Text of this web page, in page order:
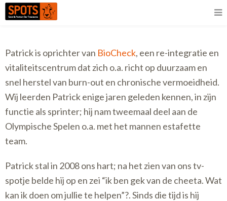
Patrick is oprichter van BioCheck, een re-integratie en
vitaliteitscentrum dat zich o.a. richt op duurzaam en
snel herstel van burn-out en chronische vermoeidheid.
Wij leerden Patrick enige jaren geleden kennen, in zijn
functie als sprinter; hij nam tweemaal deel aan de
Olympische Spelen o.a. met het mannen estafette
team.
Patrick stal in 2008 ons hart; na het zien van ons tv-
spotje belde hij op en zei “ik ben gek van de cheeta. Wat
kan ik doen om jullie te helpen”?. Sinds die tijd is hij